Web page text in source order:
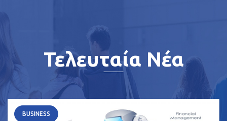
Τελευταία Νέα
BUSINESS